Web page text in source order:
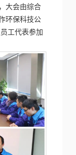
大会由综合
环保科技公
工代表参加